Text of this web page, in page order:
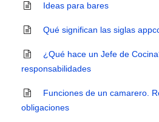
Ideas para bares
Qué significan las siglas
¿Qué hace un Jefe de
responsabilidades
Funciones de un camarero.
obligaciones